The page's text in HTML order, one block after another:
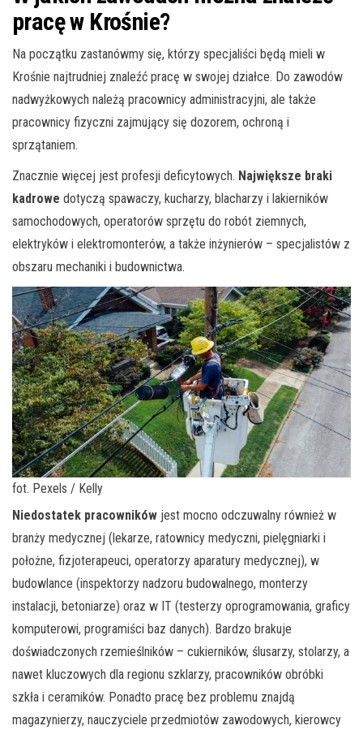
pracę w Krośnie?
Na początku zastanówmy się, którzy specjaliści będą mieli w
Krośnie najtrudniej znaleźć pracę w swojej działce. Do zawodów
nadwyżkowych należą pracownicy administracyjni, ale także
pracownicy fizyczni zajmujący się dozorem, ochroną i
sprzątaniem.
Znacznie więcej jest profesji deficytowych. Największe braki
kadrowe dotyczą spawaczy, kucharzy, blacharzy i lakierników
samochodowych, operatorów sprzętu do robót ziemnych,
elektryków i elektromonterów, a także inżynierów – specjalistów z
obszaru mechaniki i budownictwa.
fot. Pexels / Kelly
Niedostatek pracowników jest mocno odczuwalny również w
branży medycznej (lekarze, ratownicy medyczni, pielęgniarki i
położne, fizjoterapeuci, operatorzy aparatury medycznej), w
budowlance (inspektorzy nadzoru budowalnego, monterzy
instalacji, betoniarze) oraz w IT (testerzy oprogramowania, graficy
komputerowi, programiści baz danych). Bardzo brakuje
doświadczonych rzemieślników – cukierników, ślusarzy, stolarzy, a
nawet kluczowych dla regionu szklarzy, pracowników obróbki
szkła i ceramików. Ponadto pracę bez problemu znajdą
magazynierzy, nauczyciele przedmiotów zawodowych, kierowcy